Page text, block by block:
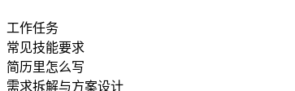
工作任务
常见技能要求
简历里怎么写
需求拆解与方案设计